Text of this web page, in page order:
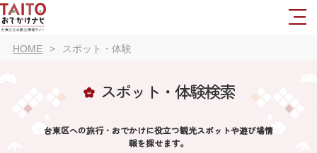
HOME スポット・体験
スポット・体験検索
台東区への旅行・おでかけに役立つ観光スポットや遊び場情
報を探せます。